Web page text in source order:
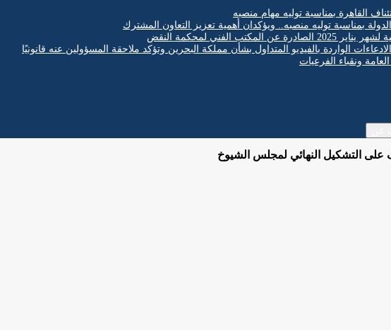
القاهرة بمناسبة توليه مهام منصبه
بمناسبة توليه منصبه.. ويؤكدان أهمية تعزيز التعاون المشترك
الفني لمحكمة النقض
الواردة بالفيديو المتداول بشأن مملكة البحرين وتؤكد ملاحقة المسؤولين عنه قانونيًا
ونقباء الفرعيات